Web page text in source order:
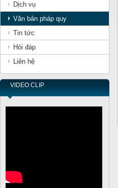
Dịch vụ
Văn bản pháp quy
Tin tức
Hỏi đáp
Liên hệ
VIDEO CLIP